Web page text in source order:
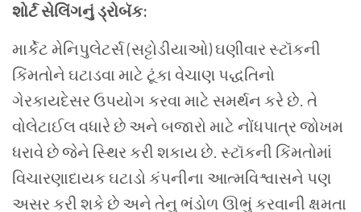
શોર્ટ સેલિંગનું ડ્રોબૅક:
માર્કેટ મેનિપુલેટર્સ (સટ્ટોડીયાઓ) ઘણીવાર સ્ટૉકની
કિંમતોને ઘટાડવા માટે ટૂંકા વેચાણ પદ્ધતિનો
ગેરકાયદેસર ઉપયોગ કરવા માટે સમર્થન કરે છે. તે
વોલેટાઈલ વધારે છે અને બજારો માટે નોંધપાત્ર જોખમ
ધરાવે છે જેને સ્થિર કરી શકાય છે. સ્ટૉકની કિંમતોમાં
વિચારણાદાયક ઘટાડો કંપનીના આત્મવિશ્વાસને પણ
અસર કરી શકે છે અને તેનુ ભંડોળ ઊભું કરવાની ક્ષમતા